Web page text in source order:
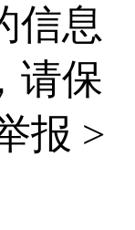
信息
请保
报 >